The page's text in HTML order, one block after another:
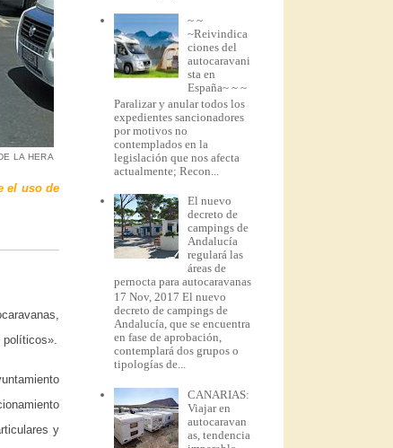
LA HERA
el uso de
políticos».
y
~ ~
~Reivindica
ciones del
autocaravani
sta en
España~ ~ ~
Paralizar y anular todos los
expedientes sancionadores
por motivos no
contemplados en la
legislación que nos afecta
actualmente; Recon...
El nuevo
decreto de
campings de
Andalucía
regulará las
áreas de
pernocta para autocaravanas
17 Nov, 2017 El nuevo
decreto de campings de
Andalucía, que se encuentra
en fase de aprobación,
contemplará dos grupos o
tipologías de...
CANARIAS:
Viajar en
autocaravan
as, tendencia